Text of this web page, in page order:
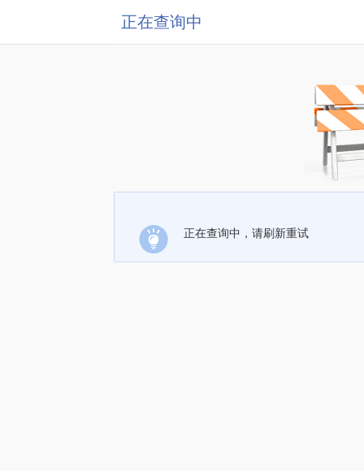
正在查询中
正在查询中，请刷新重试